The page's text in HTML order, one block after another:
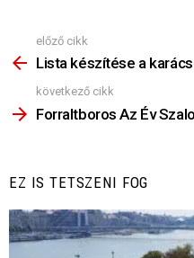
Nézz
Többet
előző cikk
Lista készítése a
következő cikk
Forraltboros Az Év
EZ IS TETSZENI FOG